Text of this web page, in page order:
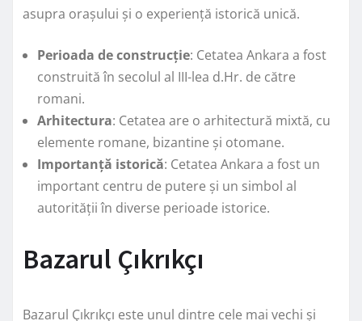
asupra orașului și o experiență istorică unică.
Perioada de construcție: Cetatea Ankara a fost
construită în secolul al III-lea d.Hr. de către
romani.
Arhitectura: Cetatea are o arhitectură mixtă, cu
elemente romane, bizantine și otomane.
Importanță istorică: Cetatea Ankara a fost un
important centru de putere și un simbol al
autorității în diverse perioade istorice.
Bazarul Çıkrıkçı
Bazarul Çıkrıkçı este unul dintre cele mai vechi și